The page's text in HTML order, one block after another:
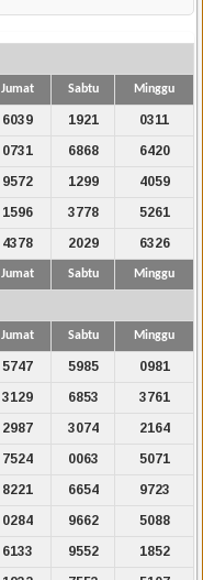
Jumat Sabtu Minggu
6039 1921
0311
0731 6868
6420
9572 1299
4059
1596 3778
5261
4378 2029 6326
Jumat Sabtu Minggu
Jumat Sabtu Minggu
5747 5985
0981
3129 6853
3761
2987 3074
2164
7524 0063
5071
8221 6654
9723
0284 9662
5088
6133 9552
1852